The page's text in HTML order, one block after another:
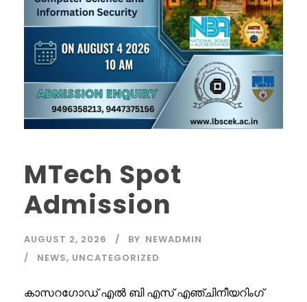
MTech Spot
Admission
AUGUST 2, 2026 BY NEWADMIN
NEWS, UNCATEGORIZED
കാസറഗോഡ് എൽ ബി എസ് എഞ്ചിനീയറിംഗ്